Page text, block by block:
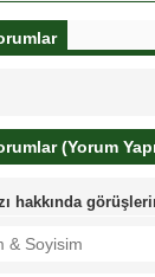
(Yorum
hakkında